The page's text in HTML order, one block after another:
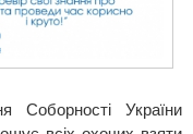
України